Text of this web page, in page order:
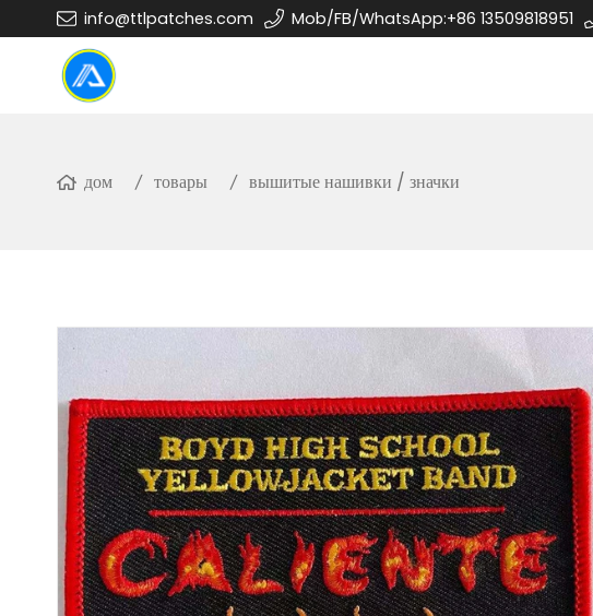
info@ttlpatches.com Mob/FB/WhatsApp:+86 13509818951
дом товары вышитые нашивки / значки